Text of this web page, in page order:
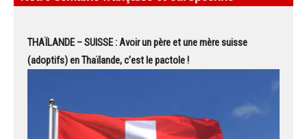
THAÏLANDE – SUISSE : Avoir un père et une mère suisse
(adoptifs) en Thaïlande, c’est le pactole !